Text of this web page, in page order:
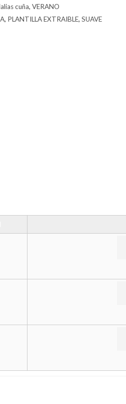
cuña, VERANO
, PLANTILLA EXTRAIBLE, SUAVE